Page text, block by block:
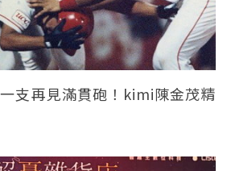
支再見滿貫砲！kimi陳金茂精